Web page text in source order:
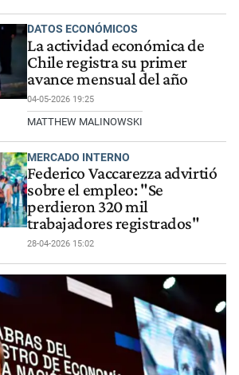
DATOS ECONÓMICOS
La actividad económica de
Chile registra su primer
avance mensual del año
04-05-2026 19:25
MATTHEW MALINOWSKI
MERCADO INTERNO
Federico Vaccarezza advirtió
sobre el empleo: "Se
perdieron 320 mil
trabajadores registrados"
28-04-2026 15:02